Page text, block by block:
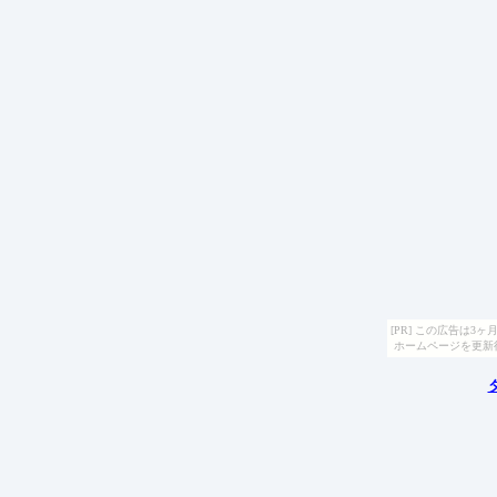
[PR] この広告は3ヶ
ホームページを更